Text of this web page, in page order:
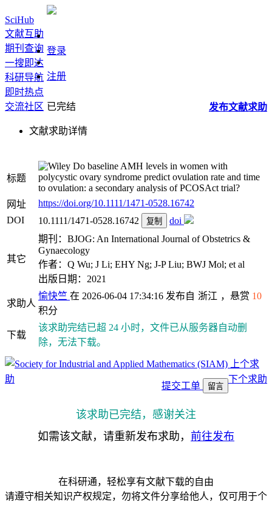
SciHub
文献互助
期刊查询
一搜即达
科研导航
即时热点
交流社区
登录
注册
发布文献求助
已完结
文献求助详情
标题
Do baseline AMH levels in women with
polycystic ovary syndrome predict ovulation rate and time
to ovulation: a secondary analysis of PCOSAct trial?
网址
https://doi.org/10.1111/1471-0528.16742
DOI
10.1111/1471-0528.16742 复制 doi
其它
期刊：BJOG: An International Journal of Obstetrics &
Gynaecology
作者：Q Wu; J Li; EHY Ng; J‐P Liu; BWJ Mol; et al
出版日期：2021
求助人
愉快竺 在 2026-06-04 17:34:16 发布自 浙江 ，悬赏 10
积分
下载
该求助完结已超 24 小时，文件已从服务器自动删
除，无法下载。
上个求
助
下个求助
提交工单 留言
该求助已完结，感谢关注
如需该文献，请重新发布求助， 前往发布
在科研通，轻松享有文献下载的自由
请遵守相关知识产权规定，勿将文件分享给他人，仅可用于个